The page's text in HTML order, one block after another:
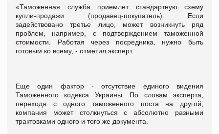
«Таможенная служба приемлет стандартную схему
купли-продажи (продавец-покупатель). Если
задействовано третье лицо, может возникнуть ряд
проблем, например, с подтверждением таможенной
стоимости. Работая через посредника, нужно быть
готовым ко всему, - отметил эксперт.
Еще один фактор - отсутствие единого видения
Таможенного кодекса Украины. По словам эксперта,
переходя с одного таможенного поста на другой,
компания может столкнуться с абсолютно разными
трактовками одного и того же документа.